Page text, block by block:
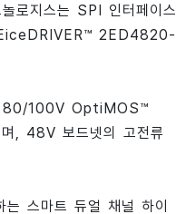
로지스는 SPI 인터페이스
2ED4820-
80/100V OptiMOS™
, 48V 보드넷의 고전류
스마트 듀얼 채널 하이